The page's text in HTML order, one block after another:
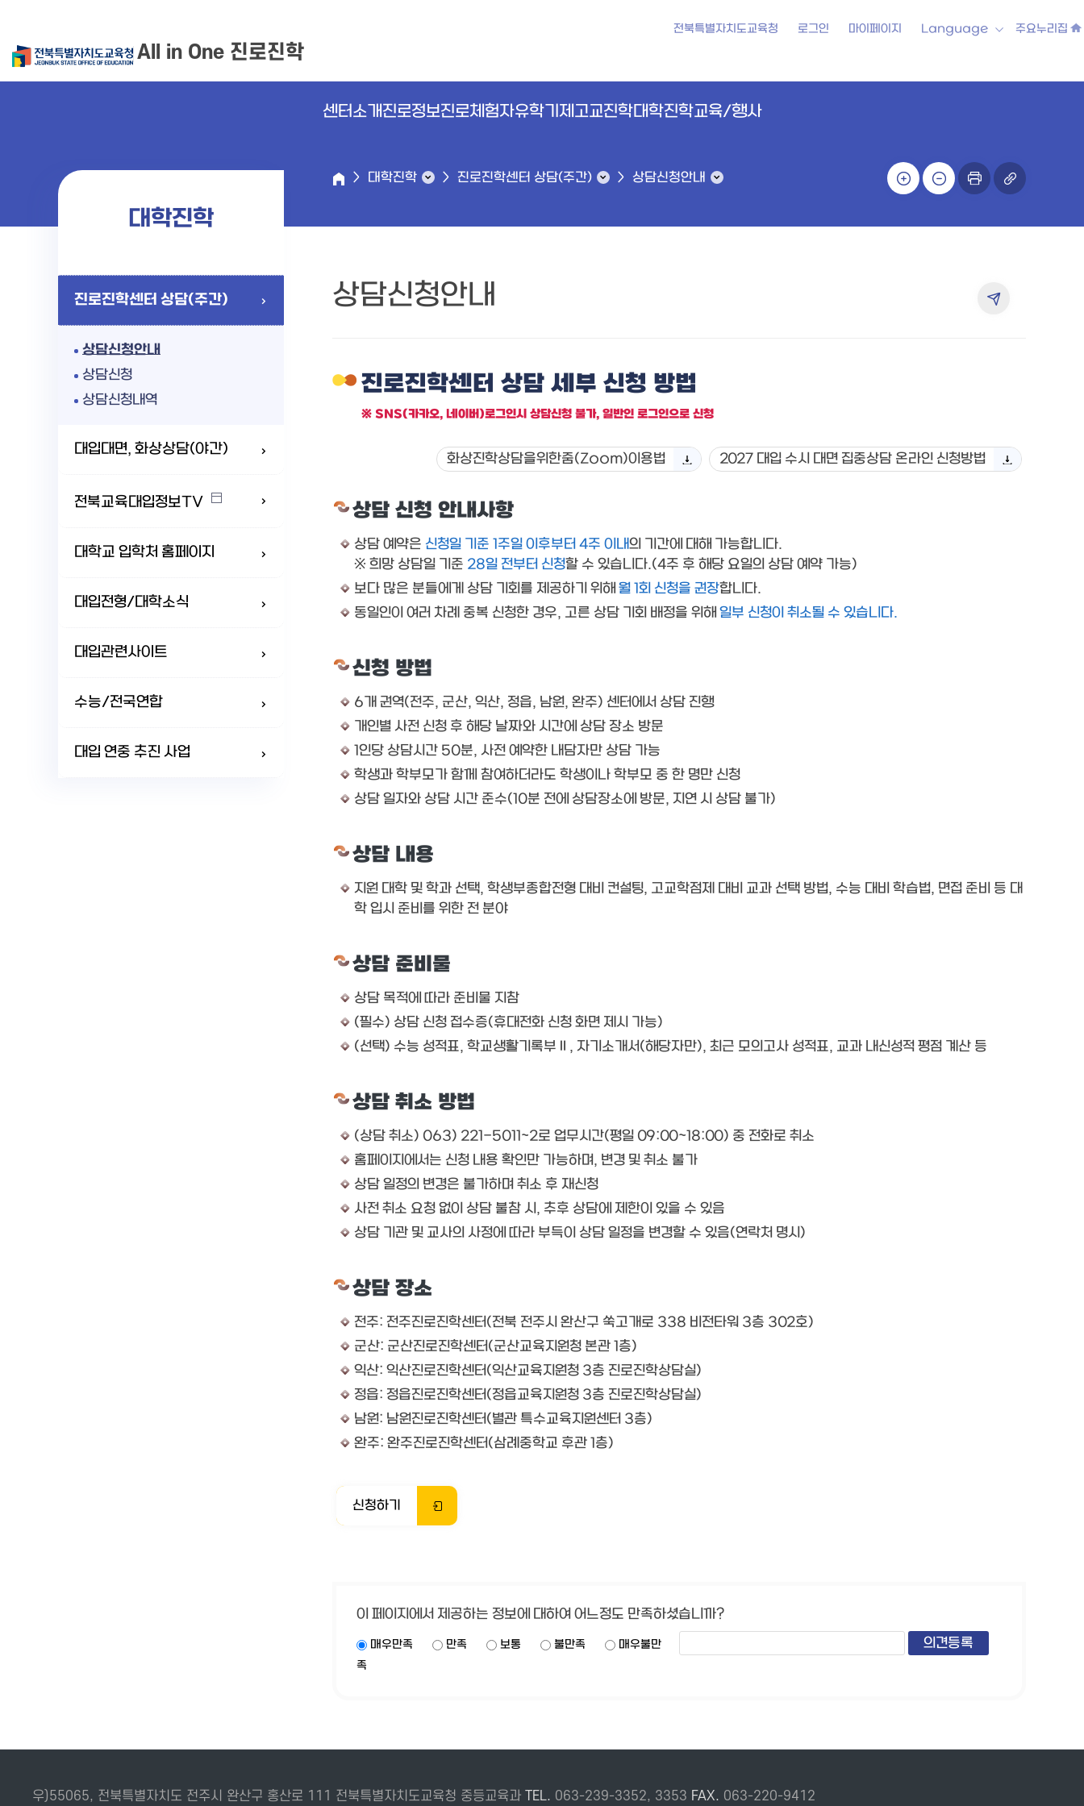
전북특별자치도교육청 로그인 마이페이지 Language 주요누리집
All in One 진로진학
센터소개진로정보진로체험자유학기제고교진학대학진학교육/행사
대학진학
진로진학센터 상담(주간)
상담신청안내
상담신청
상담신청내역
대입대면, 화상상담(야간)
전북교육대입정보TV
대학교 입학처 홈페이지
대입전형/대학소식
대입관련사이트
수능/전국연합
대입 연중 추진 사업
대학진학 진로진학센터 상담(주간) 상담신청안내
상담신청안내
진로진학센터 상담 세부 신청 방법
※ SNS(카카오, 네이버)로그인시 상담신청 불가, 일반인 로그인으로 신청
화상진학상담을위한줌(Zoom)이용법 2027 대입 수시 대면 집중상담 온라인 신청방법
상담 신청 안내사항
상담 예약은 신청일 기준 1주일 이후부터 4주 이내의 기간에 대해 가능합니다.
※ 희망 상담일 기준 28일 전부터 신청할 수 있습니다.(4주 후 해당 요일의 상담 예약 가능)
보다 많은 분들에게 상담 기회를 제공하기 위해월 1회 신청을 권장합니다.
동일인이 여러 차례 중복 신청한 경우, 고른 상담 기회 배정을 위해일부 신청이 취소될 수 있습니다.
신청 방법
6개 권역(전주, 군산, 익산, 정읍, 남원, 완주) 센터에서 상담 진행
개인별 사전 신청 후 해당 날짜와 시간에 상담 장소 방문
1인당 상담시간 50분, 사전 예약한 내담자만 상담 가능
학생과 학부모가 함께 참여하더라도 학생이나 학부모 중 한 명만 신청
상담 일자와 상담 시간 준수(10분 전에 상담장소에 방문, 지연 시 상담 불가)
상담 내용
지원 대학 및 학과 선택, 학생부종합전형 대비 컨설팅, 고교학점제 대비 교과 선택 방법, 수능 대비 학습법, 면접 준비 등 대
학 입시 준비를 위한 전 분야
상담 준비물
상담 목적에 따라 준비물 지참
(필수) 상담 신청 접수증(휴대전화 신청 화면 제시 가능)
(선택) 수능 성적표, 학교생활기록부Ⅱ, 자기소개서(해당자만), 최근 모의고사 성적표, 교과 내신성적 평점 계산 등
상담 취소 방법
(상담 취소) 063) 221-5011~2로 업무시간(평일 09:00~18:00) 중 전화로 취소
홈페이지에서는 신청 내용 확인만 가능하며, 변경 및 취소 불가
상담 일정의 변경은 불가하며 취소 후 재신청
사전 취소 요청 없이 상담 불참 시, 추후 상담에 제한이 있을 수 있음
상담 기관 및 교사의 사정에 따라 부득이 상담 일정을 변경할 수 있음(연락처 명시)
상담 장소
전주: 전주진로진학센터(전북 전주시 완산구 쑥고개로 338 비전타워 3층 302호)
군산: 군산진로진학센터(군산교육지원청 본관 1층)
익산: 익산진로진학센터(익산교육지원청 3층 진로진학상담실)
정읍: 정읍진로진학센터(정읍교육지원청 3층 진로진학상담실)
남원: 남원진로진학센터(별관 특수교육지원센터 3층)
완주: 완주진로진학센터(삼례중학교 후관 1층)
신청하기
이 페이지에서 제공하는 정보에 대하여 어느정도 만족하셨습니까?
매우만족 만족 보통 불만족
매우불만
족
우)55065, 전북특별자치도 전주시 완산구 홍산로 111 전북특별자치도교육청 중등교육과 TEL. 063-239-3352, 3353 FAX. 063-220-9412